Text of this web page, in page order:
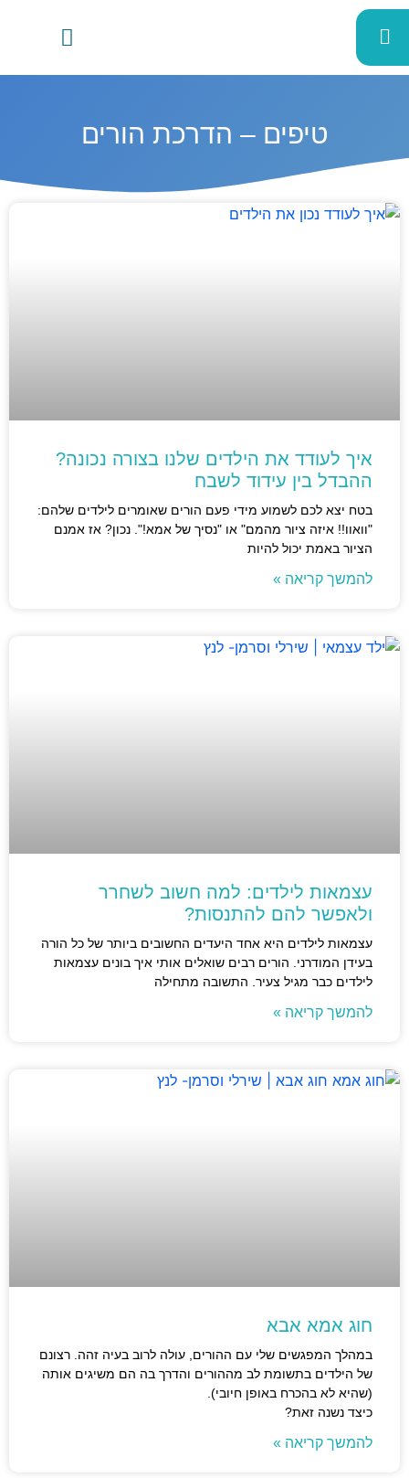
טיפים – הדרכת הורים
איך לעודד את הילדים שלנו בצורה נכונה?
ההבדל בין עידוד לשבח
בטח יצא לכם לשמוע מידי פעם הורים שאומרים לילדים שלהם:
"וואוו!! איזה ציור מהמם" או "נסיך של אמא!". נכון? אז אמנם
הציור באמת יכול להיות
להמשך קריאה »
עצמאות לילדים: למה חשוב לשחרר
ולאפשר להם להתנסות?
עצמאות לילדים היא אחד היעדים החשובים ביותר של כל הורה
בעידן המודרני. הורים רבים שואלים אותי איך בונים עצמאות
לילדים כבר מגיל צעיר. התשובה מתחילה
להמשך קריאה »
חוג אמא אבא
במהלך המפגשים שלי עם ההורים, עולה לרוב בעיה זהה. רצונם
של הילדים בתשומת לב מההורים והדרך בה הם משיגים אותה
(שהיא לא בהכרח באופן חיובי).
כיצד נשנה זאת?
להמשך קריאה »